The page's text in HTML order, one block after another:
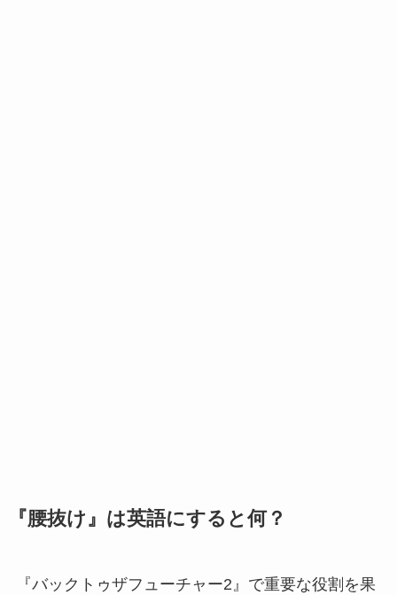
『腰抜け』は英語にすると何？
『バックトゥザフューチャー2』で重要な役割を果